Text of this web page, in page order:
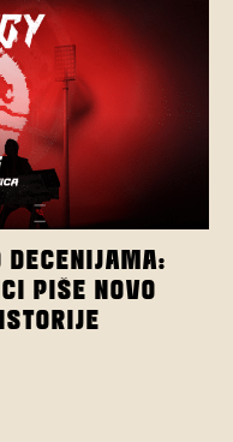
DECENIJAMA:
PIŠE NOVO